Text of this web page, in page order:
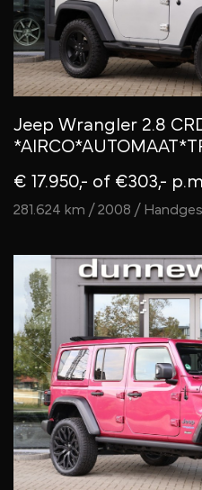
Jeep Wrangler 2.8
€ 17.950,- of €303,-
281.624 km / 2008 /